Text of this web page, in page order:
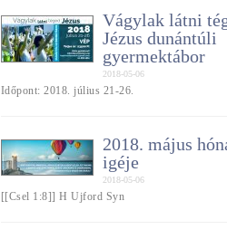
Vágylak látni
Jézus dunántúli
gyermektábor
2018-05-06
Időpont: 2018. július 21-26.
2018. május
igéje
2018-05-06
[[Csel 1:8]] H Ujford Syn